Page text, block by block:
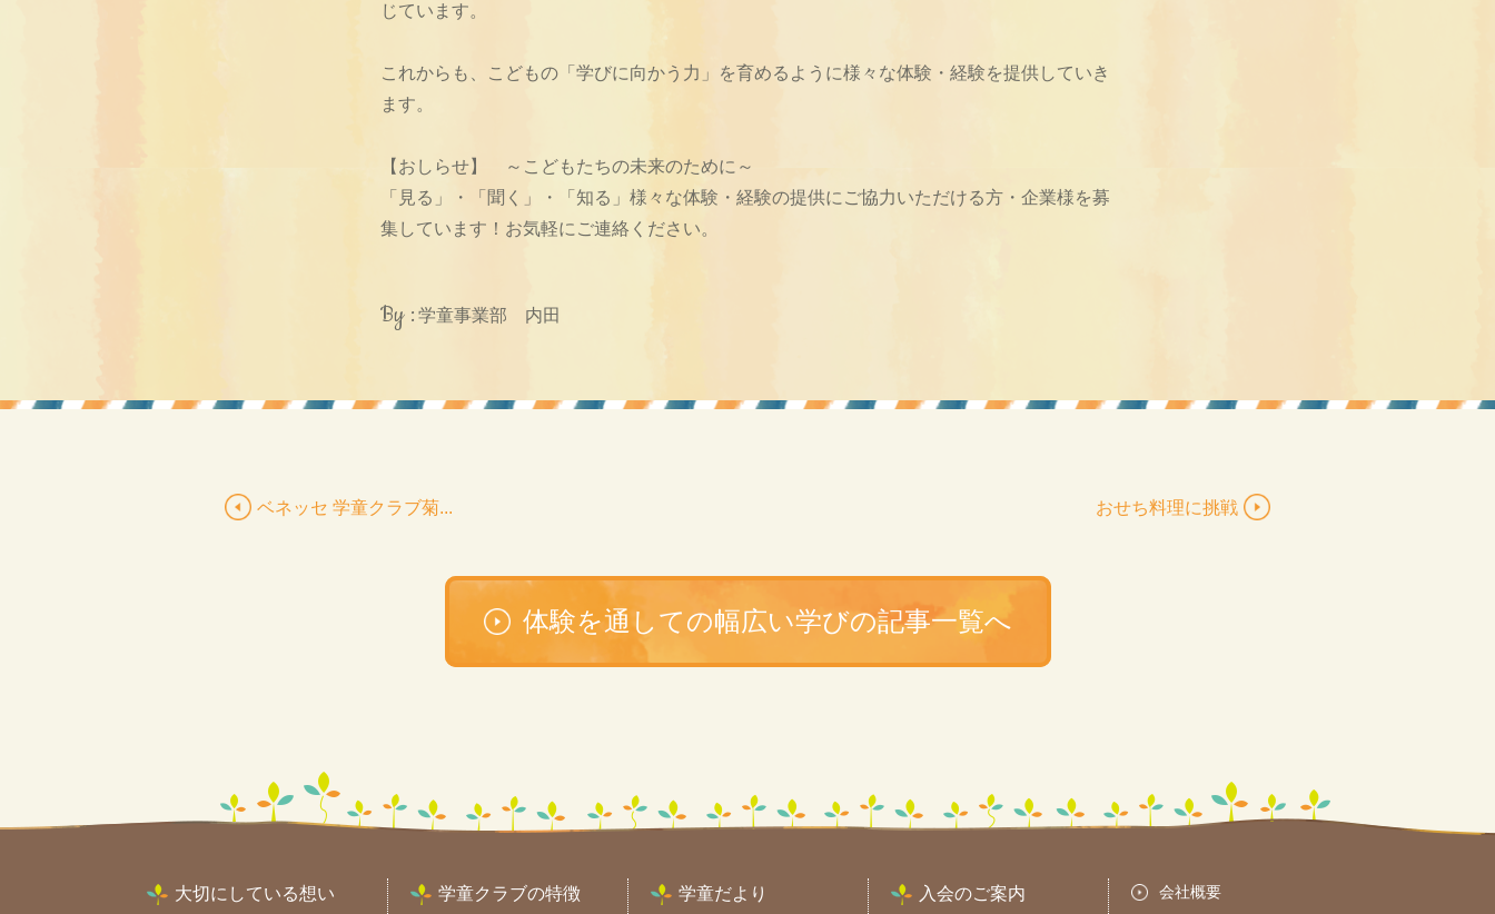
じています。
これからも、こどもの「学びに向かう力」を育めるように様々な体験・経験を提供していき
ます。
【おしらせ】 ～こどもたちの未来のために～
「見る」・「聞く」・「知る」様々な体験・経験の提供にご協力いただける方・企業様を募
集しています！お気軽にご連絡ください。
By : 学童事業部 内田
ベネッセ 学童クラブ菊... おせち料理に挑戦
体験を通しての幅広い学びの記事一覧へ
大切にしている想い 学童クラブの特徴 学童だより 入会のご案内 会社概要